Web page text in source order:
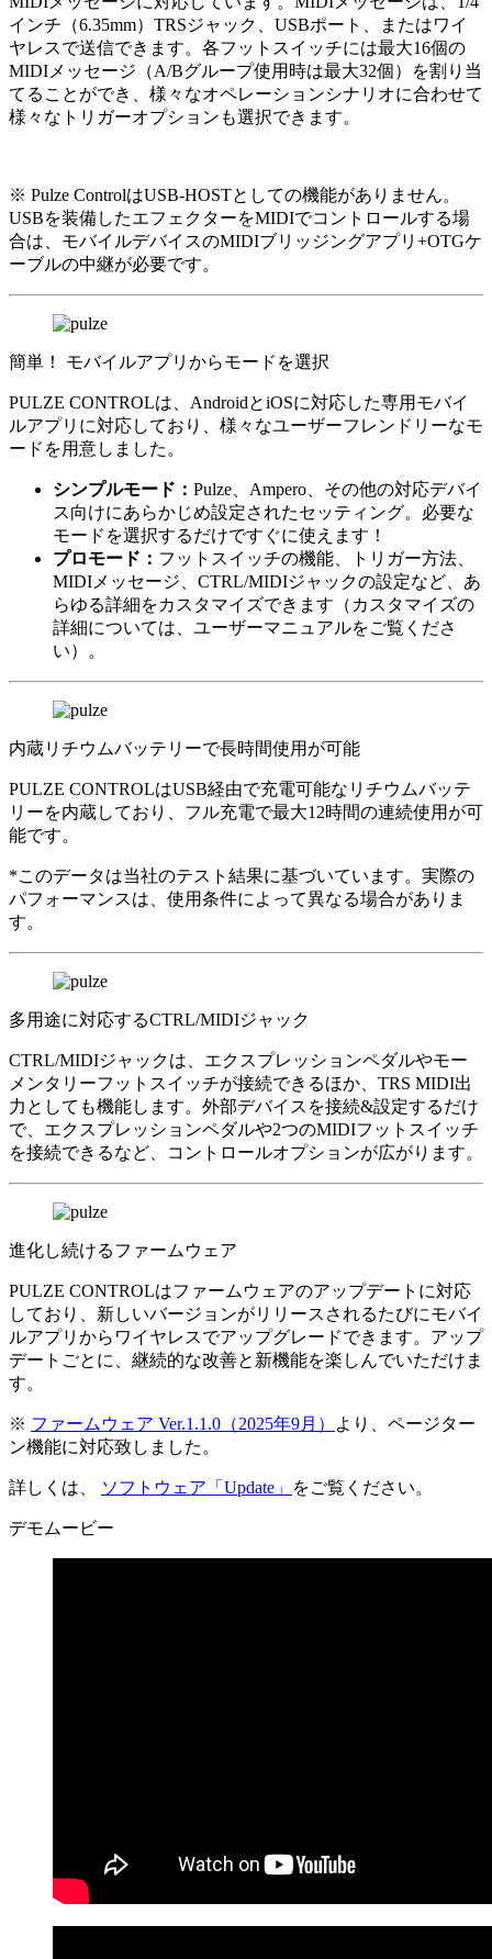
インチ（6.35mm）TRSジャック、USBポート、またはワイ
ヤレスで送信できます。各フットスイッチには最大16個の
MIDIメッセージ（A/Bグループ使用時は最大32個）を割り当
てることができ、様々なオペレーションシナリオに合わせて
様々なトリガーオプションも選択できます。
※ Pulze ControlはUSB-HOSTとしての機能がありません。
USBを装備したエフェクターをMIDIでコントロールする場
合は、モバイルデバイスのMIDIブリッジングアプリ+OTGケ
ーブルの中継が必要です。
簡単！ モバイルアプリからモードを選択
PULZE CONTROLは、AndroidとiOSに対応した専用モバイ
ルアプリに対応しており、様々なユーザーフレンドリーなモ
ードを用意しました。
シンプルモード： Pulze、Ampero、その他の対応デバイ
ス向けにあらかじめ設定されたセッティング。必要な
モードを選択するだけですぐに使えます！
プロモード： フットスイッチの機能、トリガー方法、
MIDIメッセージ、CTRL/MIDIジャックの設定など、あ
らゆる詳細をカスタマイズできます（カスタマイズの
詳細については、ユーザーマニュアルをご覧くださ
い）。
内蔵リチウムバッテリーで長時間使用が可能
PULZE CONTROLはUSB経由で充電可能なリチウムバッテ
リーを内蔵しており、フル充電で最大12時間の連続使用が可
能です。
*このデータは当社のテスト結果に基づいています。実際の
パフォーマンスは、使用条件によって異なる場合がありま
す。
多用途に対応するCTRL/MIDIジャック
CTRL/MIDIジャックは、エクスプレッションペダルやモー
メンタリーフットスイッチが接続できるほか、TRS MIDI出
力としても機能します。外部デバイスを接続&設定するだけ
で、エクスプレッションペダルや2つのMIDIフットスイッチ
を接続できるなど、コントロールオプションが広がります。
進化し続けるファームウェア
PULZE CONTROLはファームウェアのアップデートに対応
しており、新しいバージョンがリリースされるたびにモバイ
ルアプリからワイヤレスでアップグレードできます。アップ
デートごとに、継続的な改善と新機能を楽しんでいただけま
す。
※ ファームウェア Ver.1.1.0（2025年9月）
より、ページター
ン機能に対応致しました。
詳しくは、 ソフトウェア「Update」 をご覧ください。
デモムービー